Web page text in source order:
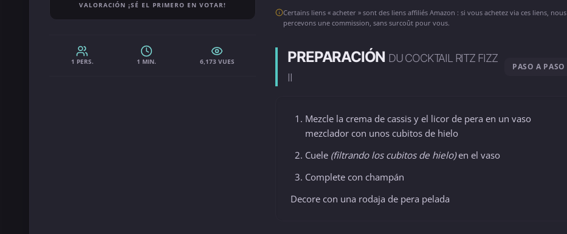
VALORACIÓN ¡SÉ EL PRIMERO EN VOTAR!
1 PERS. 1 MIN. 6,173 VUES
Certains liens « acheter » sont des liens affiliés Amazon : si vous achetez via ces liens, nous
percevons une commission, sans surcoût pour vous.
PREPARACIÓN DU COCKTAIL RITZ FIZZ
II
PASO A PASO
Mezcle la crema de cassis y el licor de pera en un vaso
mezclador con unos cubitos de hielo
Cuele (filtrando los cubitos de hielo)en el vaso
Complete con champán
Decore con una rodaja de pera pelada